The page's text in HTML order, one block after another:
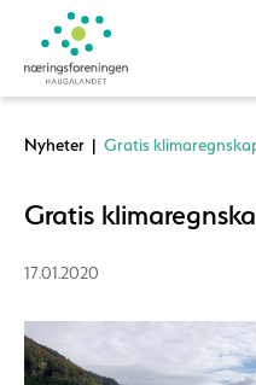
Nyheter | Gratis
Gratis
17.01.2020